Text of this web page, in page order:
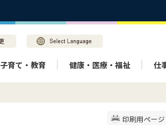
子育て・教育 健康・医療・福祉 仕
印刷用ページ